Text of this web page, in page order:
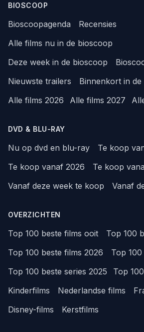
BIOSCOOP
Bioscoopagenda
Recensies
Alle films nu in de bioscoop
Deze week in de bioscoop
Nieuwste trailers
Binnenkort in
Alle films 2026
Alle films 2027
DVD & BLU-RAY
Nu op dvd en blu-ray
Te koop
Te koop vanaf 2026
Te koop
Vanaf deze week te koop
Vanaf
OVERZICHTEN
Top 100 beste films ooit
Top 100
Top 100 beste films 2026
Top
Top 100 beste series 2025
Top
Kinderfilms
Nederlandse films
Disney-films
Kerstfilms